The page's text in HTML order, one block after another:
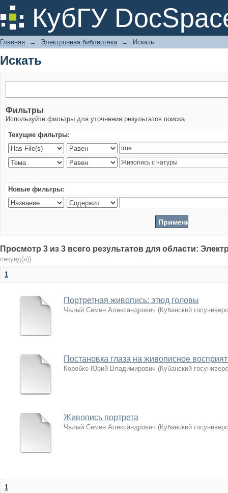
КубГУ
Искать
Главная → Электронная библиотека → Искать
Искать
Фильтры
Используйте фильтры для уточнения результатов поиска.
Текущие фильтры:
Новые фильтры:
Просмотр 3 из 3 всего результатов для области:
секунд(а))
1
Портретная живопись: этюд головы
Чалый Семен Александрович (Кубанский
Постановка глаза на живописное
Коробко Юрий Владимирович (Кубанский
Живопись портрета
Чалый Семен Александрович (Кубанский
1